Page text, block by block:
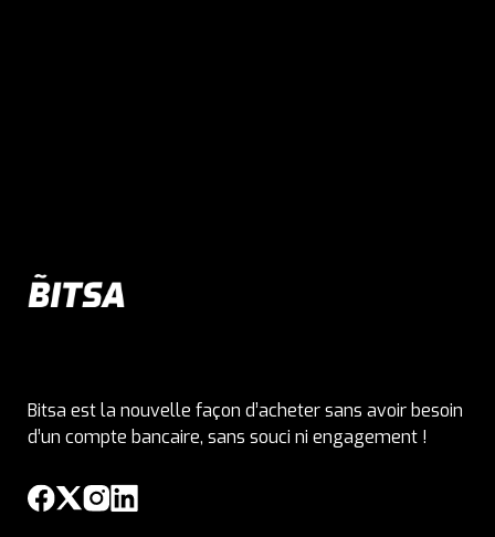
Bitsa est la nouvelle façon d’acheter sans avoir besoin
d’un compte bancaire, sans souci ni engagement !